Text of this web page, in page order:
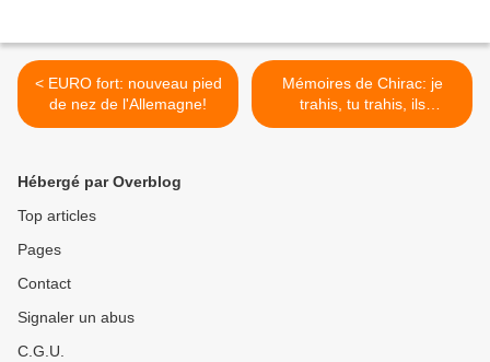
< EURO fort: nouveau pied
de nez de l'Allemagne!
Mémoires de Chirac: je
trahis, tu trahis, ils
trahirent.... >
Hébergé par Overblog
Top articles
Pages
Contact
Signaler un abus
C.G.U.